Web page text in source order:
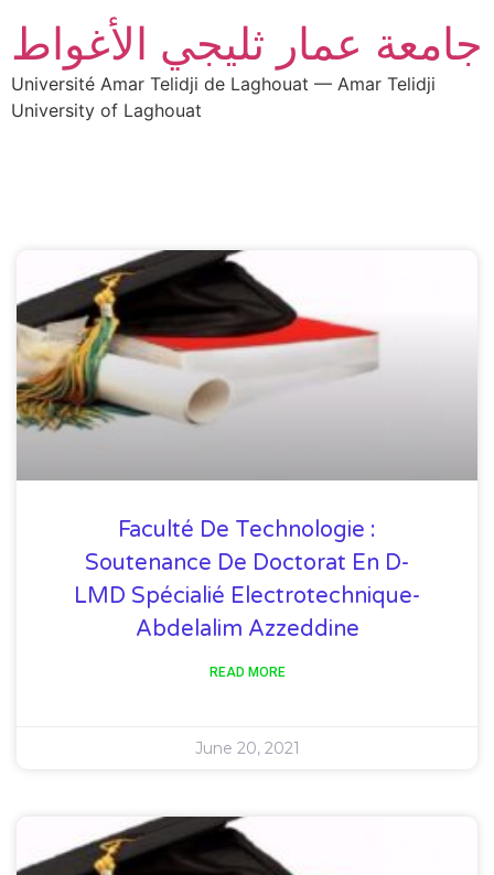
جامعة عمار ثليجي الأغواط
Université Amar Telidji de Laghouat — Amar Telidji
University of Laghouat
Faculté De Technologie :
Soutenance De Doctorat En D-
LMD Spécialié Electrotechnique-
Abdelalim Azzeddine
READ MORE
June 20, 2021